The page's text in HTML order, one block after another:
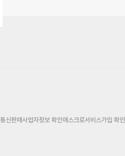
통신판매사업자정보 확인에스크로서비스가입 확인